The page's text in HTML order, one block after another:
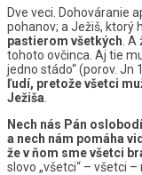
Dve veci. Dohováranie
pohanov; a Ježiš, ktorý
pastierom všetkých .
tohoto ovčinca. Aj tie
jedno stádo“ (porov. Jn
ľudí, pretože všetci
Ježiša
Nech nás Pán
a nech nám pomáha
že v ňom sme všetci
slovo „všetci“ – všetci